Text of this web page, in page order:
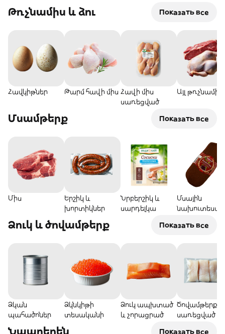
Թռչնամիս և ձու Показать все
Հավկիթներ Թարմ հավի միս Հավի միս
սառեցված
Այլ թռչնամիս
Մսամթերք Показать все
Միս
Երշիկ և
խորտիկներ
Նրբերշիկ և
սարդելկա
Մսային
Ձուկ և ծովամթերք Показать все
Ձկան
պահածոներ
Ձկնկիթի
տեսականի
Ձուկ ապխտած
և չորացրած
Ծովամթերք
սառեցված
Նպարեղեն Показать все